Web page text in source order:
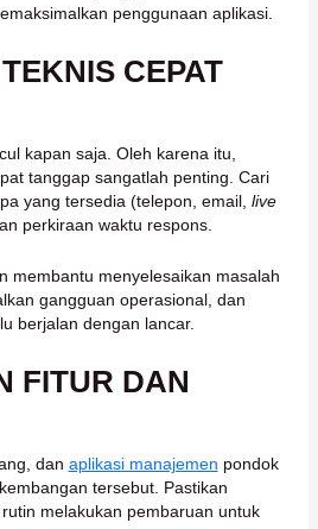
penggunaan aplikasi.
CEPAT
kapan saja. Oleh karena itu,
tanggap sangatlah penting. Cari
yang tersedia (telepon, email, live
perkiraan waktu respons.
membantu menyelesaikan masalah
gangguan operasional, dan
berjalan dengan lancar.
FITUR DAN
dan aplikasi manajemen pondok
tersebut. Pastikan
melakukan pembaruan untuk